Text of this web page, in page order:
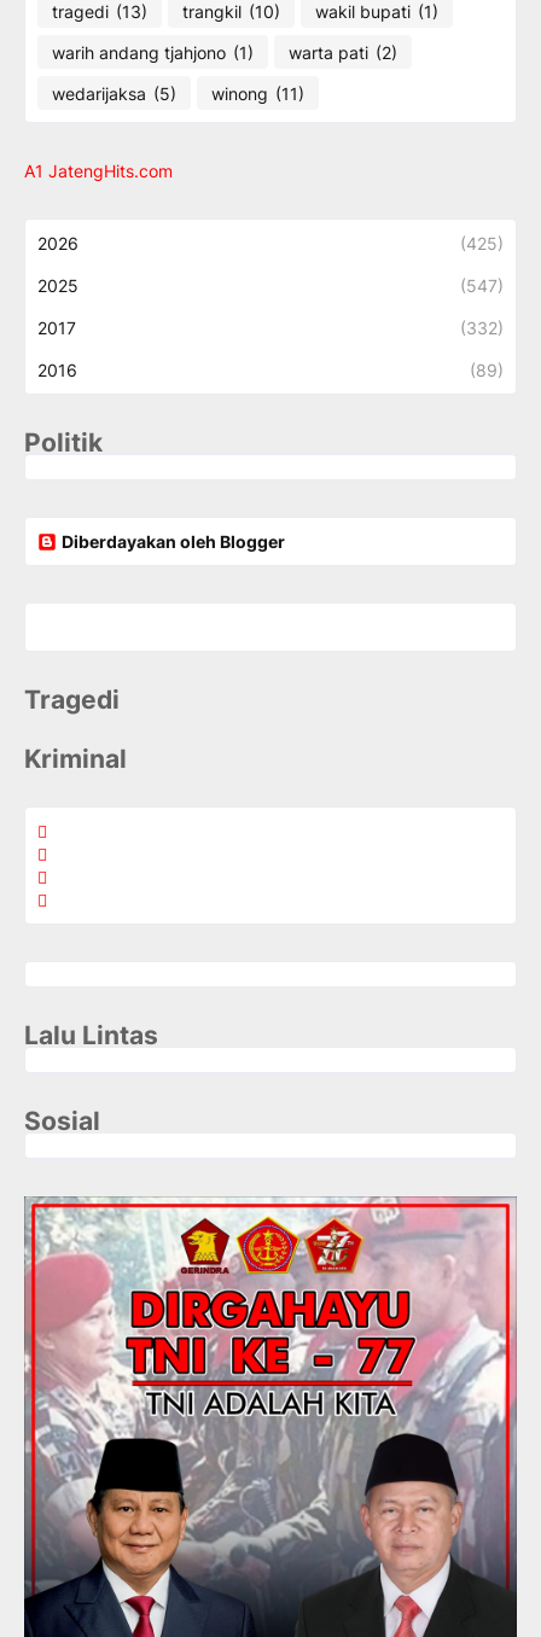
tragedi (13) trangkil (10) wakil bupati (1)
warih andang tjahjono (1) warta pati (2)
wedarijaksa (5) winong (11)
A1 JatengHits.com
2026 (425)
2025 (547)
2017 (332)
2016 (89)
Politik
Diberdayakan oleh Blogger
Tragedi
Kriminal
Lalu Lintas
Sosial